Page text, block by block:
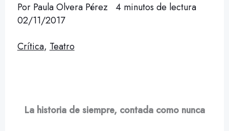
Por Paula Olvera Pérez
4 minutos de lectura
02/11/2017
Crítica, Teatro
La historia de siempre, contada como nunca